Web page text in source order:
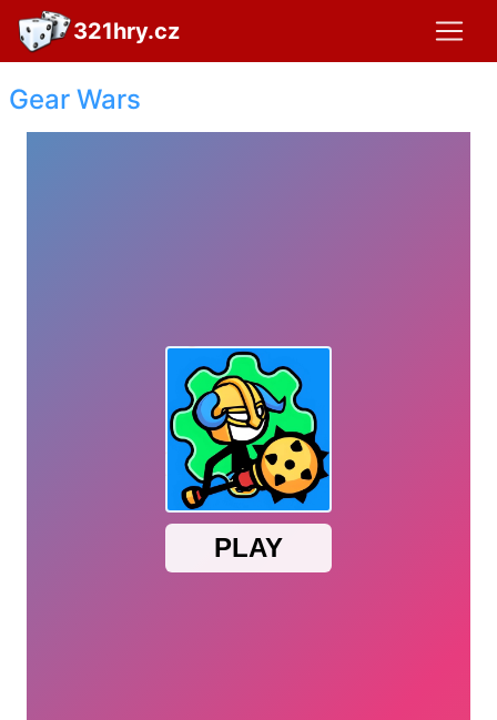
321hry.cz
Gear Wars